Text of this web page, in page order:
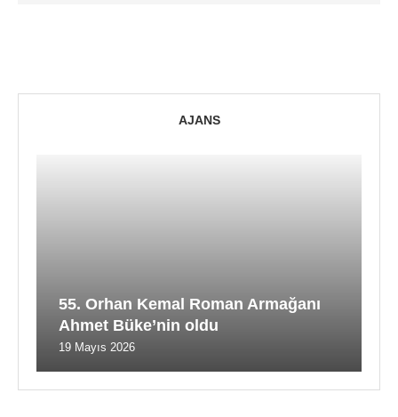
AJANS
55. Orhan Kemal Roman Armağanı
Ahmet Büke’nin oldu
19 Mayıs 2026